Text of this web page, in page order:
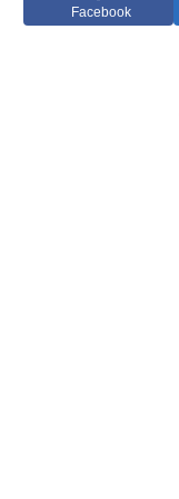
Facebook